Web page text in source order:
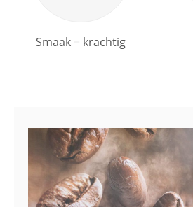
Smaak = krachtig